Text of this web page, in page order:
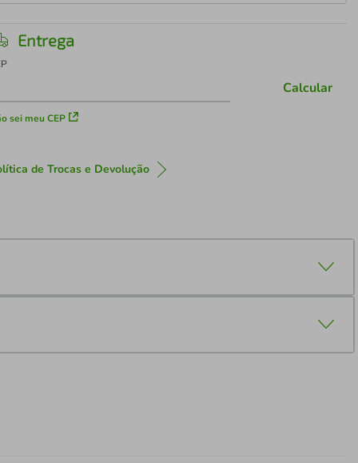
Entrega
sei meu CEP
Calcular
de Trocas e Devolução